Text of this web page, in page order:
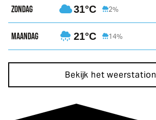
ZONDAG 31°C 2%
MAANDAG 21°C 14%
Bekijk het weerstation